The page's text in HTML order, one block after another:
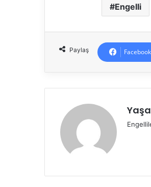
Engelli
Paylaş Facebook